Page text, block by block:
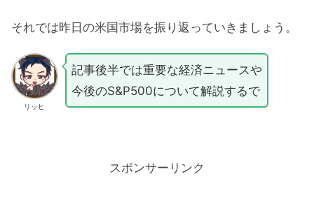
それでは昨日の米国市場を振り返っていきましょう。
リッヒ
記事後半では重要な経済ニュースや
今後のS&P500について解説するで
スポンサーリンク